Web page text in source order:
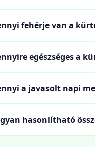
fehérje van a
egészséges a
a javasolt napi
hasonlítható